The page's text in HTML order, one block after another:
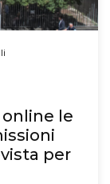
online le
per